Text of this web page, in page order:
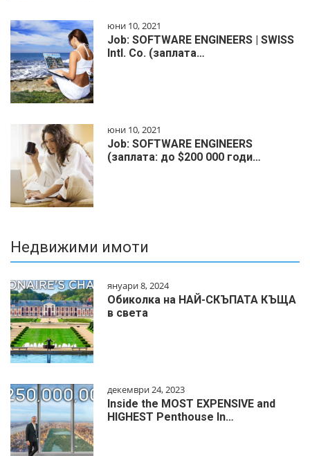
юни 10, 2021
Job: SOFTWARE ENGINEERS | SWISS
Intl. Co. (заплата…
юни 10, 2021
Job: SOFTWARE ENGINEERS
(заплата: до $200 000 годи…
Недвижими имоти
януари 8, 2024
Обиколка на НАЙ-СКЪПАТА КЪЩА
в света
декември 24, 2023
Inside the MOST EXPENSIVE and
HIGHEST Penthouse In…